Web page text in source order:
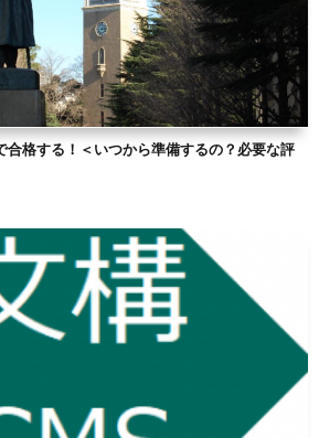
合格する！＜いつから準備するの？必要な評